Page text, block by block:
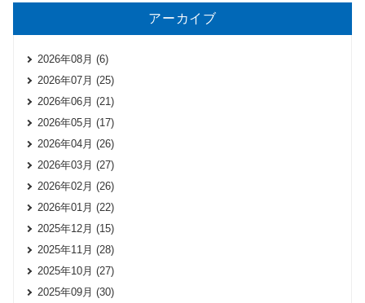
アーカイブ
2026年08月 (6)
2026年07月 (25)
2026年06月 (21)
2026年05月 (17)
2026年04月 (26)
2026年03月 (27)
2026年02月 (26)
2026年01月 (22)
2025年12月 (15)
2025年11月 (28)
2025年10月 (27)
2025年09月 (30)